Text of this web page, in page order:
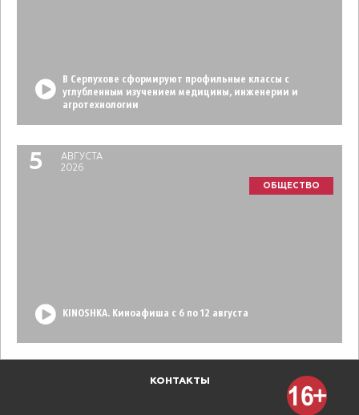
В Серпухове сформируют профильные классы с
углубленным изучением медицины, инженерии и
агротехнологии
5
АВГУСТА
2026
ОБЩЕСТВО
KINOSHKA. Киноафиша с 6 по 12 августа
КОНТАКТЫ